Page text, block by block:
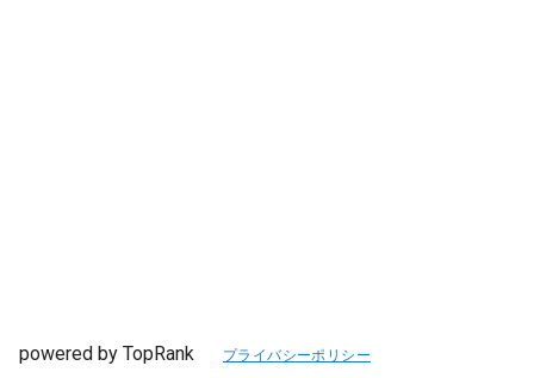
powered by TopRank プライバシーポリシー